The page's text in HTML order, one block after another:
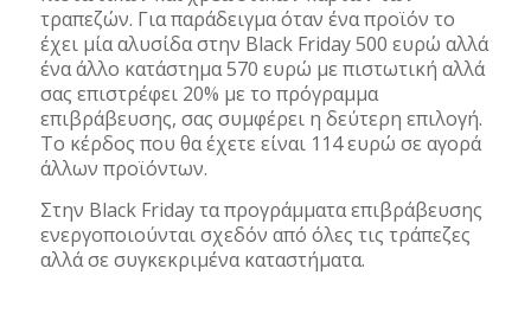
τραπεζών. Για παράδειγμα όταν ένα προϊόν το
έχει μία αλυσίδα στην Black Friday 500 ευρώ αλλά
ένα άλλο κατάστημα 570 ευρώ με πιστωτική αλλά
σας επιστρέφει 20% με το πρόγραμμα
επιβράβευσης, σας συμφέρει η δεύτερη επιλογή.
Το κέρδος που θα έχετε είναι 114 ευρώ σε αγορά
άλλων προϊόντων.
Στην Black Friday τα προγράμματα επιβράβευσης
ενεργοποιούνται σχεδόν από όλες τις τράπεζες
αλλά σε συγκεκριμένα καταστήματα.